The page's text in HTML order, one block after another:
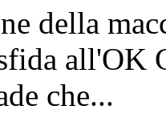
della
all'OK
che...